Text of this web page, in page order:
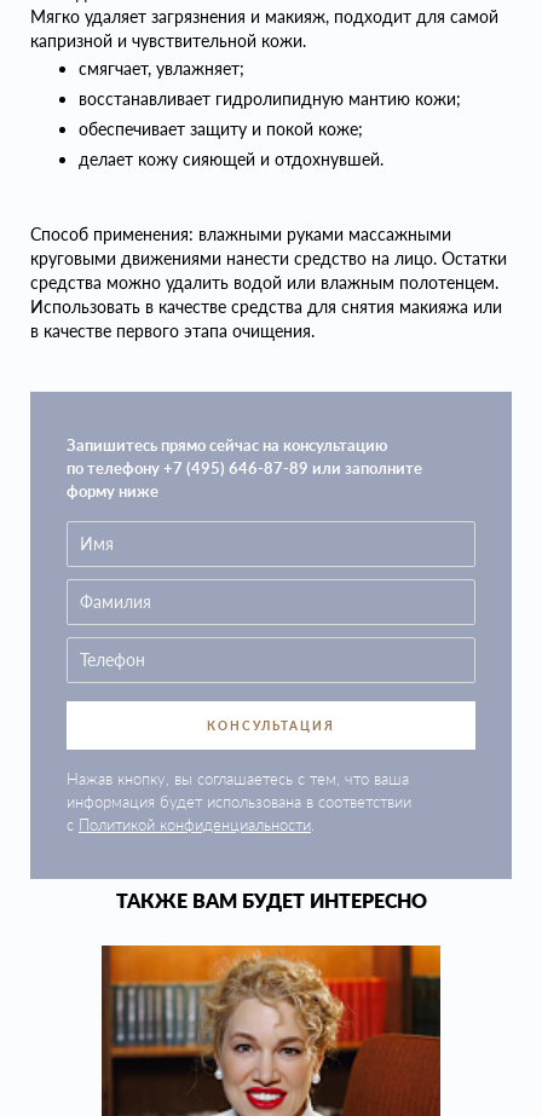
Мягко удаляет загрязнения и макияж, подходит для самой
капризной и чувствительной кожи.
смягчает, увлажняет;
восстанавливает гидролипидную мантию кожи;
обеспечивает защиту и покой коже;
делает кожу сияющей и отдохнувшей.
Способ применения: влажными руками массажными
круговыми движениями нанести средство на лицо. Остатки
средства можно удалить водой или влажным полотенцем.
Использовать в качестве средства для снятия макияжа или
в качестве первого этапа очищения.
Запишитесь прямо сейчас на консультацию
по телефону +7 (495) 646-87-89 или заполните
форму ниже
КОНСУЛЬТАЦИЯ
Нажав кнопку, вы соглашаетесь с тем, что ваша
информация будет использована в соответствии
с Политикой конфиденциальности
ТАКЖЕ ВАМ БУДЕТ ИНТЕРЕСНО